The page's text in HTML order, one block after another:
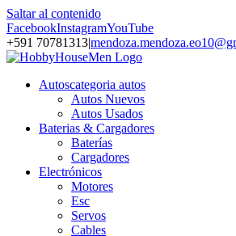
Saltar al contenido
FacebookInstagramYouTube
+591 70781313|
Autoscategoria autos
Autos Nuevos
Autos Usados
Baterias & Cargadores
Baterías
Cargadores
Electrónicos
Motores
Esc
Servos
Cables